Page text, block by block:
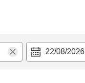
22/08/2026